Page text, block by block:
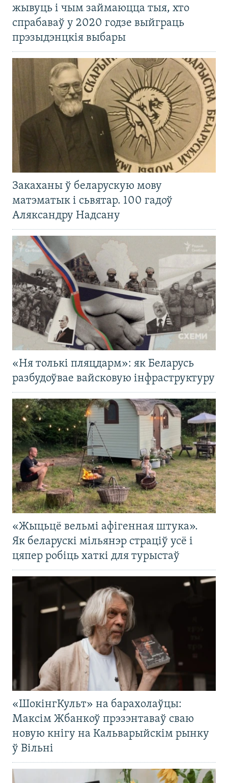
жывуць і чым займаюцца тыя, хто
спрабаваў у 2020 годзе выйграць
прэзыдэнцкія выбары
Закаханы ў беларускую мову
матэматык і сьвятар. 100 гадоў
Аляксандру Надсану
«Ня толькі пляцдарм»: як Беларусь
разбудоўвае вайсковую інфраструктуру
«Жыцьцё вельмі афігенная штука».
Як беларускі мільянэр страціў усё і
цяпер робіць хаткі для турыстаў
«ШокінгКульт» на барахолаўцы:
Максім Жбанкоў прэзэнтаваў сваю
новую кнігу на Кальварыйскім рынку
ў Вільні